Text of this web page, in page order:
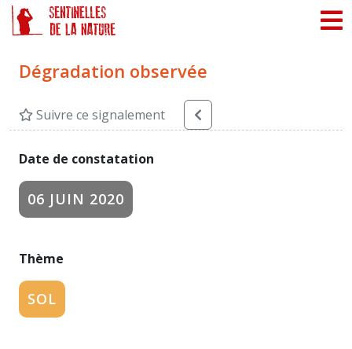
Dégradation observée
Suivre ce signalement
Date de constatation
06 JUIN 2020
Thème
SOL
Panneau de gestion des cookies